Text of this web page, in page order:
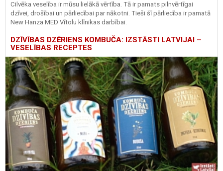
Cilvēka veselība ir mūsu lielākā vērtība. Tā ir pamats pilnvērtīgai
dzīvei, drošībai un pārliecībai par nākotni. Tieši šī pārliecība ir pamatā
New Hanza MED Vītolu klīnikas darbībai.
DZĪVĪBAS DZĒRIENS KOMBUČA: IZSTĀSTI LATVIJAI –
VESELĪBAS RECEPTES